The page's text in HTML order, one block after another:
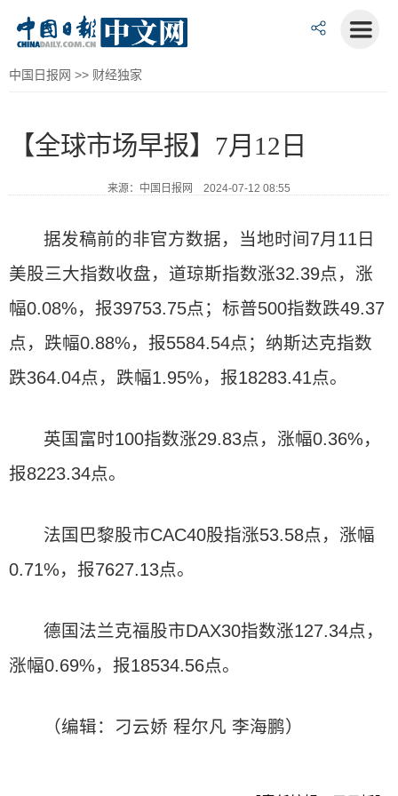
中国日报网 >> 财经独家
【全球市场早报】7月12日
来源：中国日报网 2024-07-12 08:55
据发稿前的非官方数据，当地时间7月11日
美股三大指数收盘，道琼斯指数涨32.39点，涨
幅0.08%，报39753.75点；标普500指数跌49.37
点，跌幅0.88%，报5584.54点；纳斯达克指数
跌364.04点，跌幅1.95%，报18283.41点。
英国富时100指数涨29.83点，涨幅0.36%，
报8223.34点。
法国巴黎股市CAC40股指涨53.58点，涨幅
0.71%，报7627.13点。
德国法兰克福股市DAX30指数涨127.34点，
涨幅0.69%，报18534.56点。
（编辑：刁云娇 程尔凡 李海鹏）